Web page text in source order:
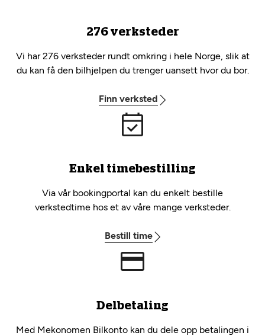
276 verksteder
Vi har 276 verksteder rundt omkring i hele Norge, slik at
du kan få den bilhjelpen du trenger uansett hvor du bor.
Finn verksted
Enkel timebestilling
Via vår bookingportal kan du enkelt bestille
verkstedtime hos et av våre mange verksteder.
Bestill time
Delbetaling
Med Mekonomen Bilkonto kan du dele opp betalingen i